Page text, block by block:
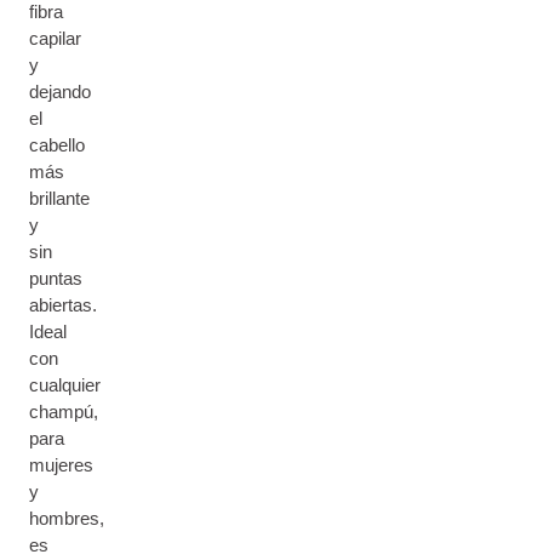
fibra
capilar
y
dejando
el
cabello
más
brillante
y
sin
puntas
abiertas.
Ideal
con
cualquier
champú,
para
mujeres
y
hombres,
es